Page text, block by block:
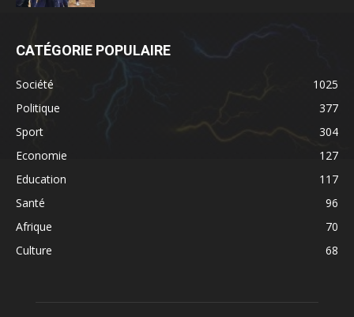
CATÉGORIE POPULAIRE
Société
1025
Politique
377
Sport
304
Economie
127
Education
117
Santé
96
Afrique
70
Culture
68